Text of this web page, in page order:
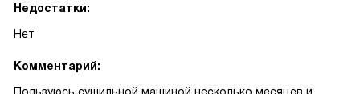
Недостатки:
Нет
Комментарий: